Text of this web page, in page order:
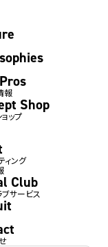
報
Shop
ップ
ィング
Club
ブサービス